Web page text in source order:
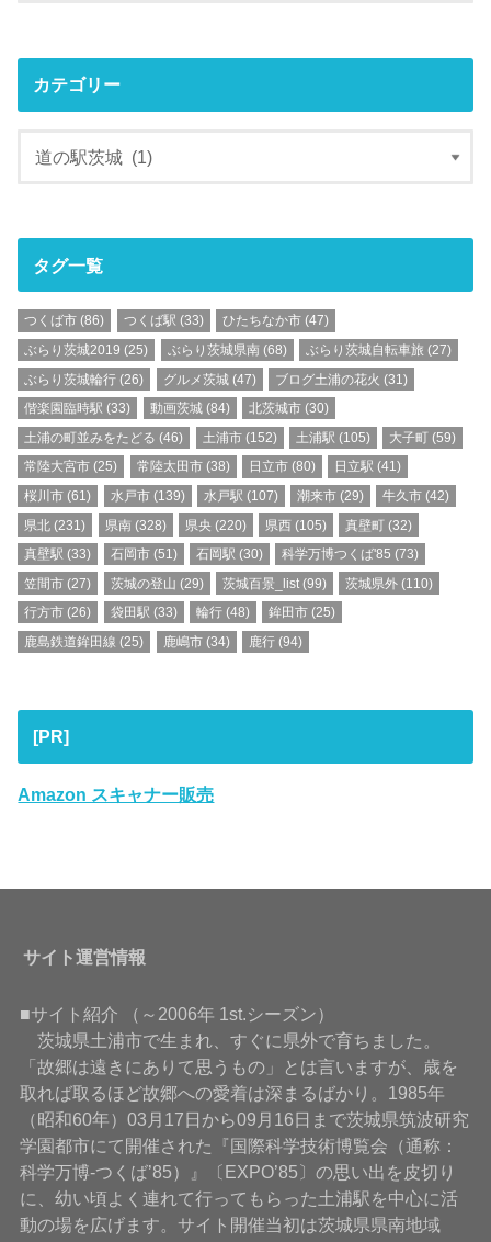
カテゴリー
タグ一覧
つくば市 (86) つくば駅 (33) ひたちなか市(47)
ぶらり茨城2019 (25) ぶらり茨城県南 (68) ぶらり茨城自転車旅 (27)
ぶらり茨城輪行 (26) グルメ茨城 (47) ブログ土浦の花火 (31)
偕楽園臨時駅 (33) 動画茨城(84) 北茨城市(30)
土浦の町並みをたどる (46) 土浦市(152) 土浦駅 (105) 大子町 (59)
常陸大宮市 (25) 常陸太田市(38) 日立市(80) 日立駅 (41)
桜川市 (61) 水戸市(139) 水戸駅 (107) 潮来市 (29) 牛久市 (42)
県北 (231) 県南 (328) 県央(220) 県西 (105) 真壁町 (32)
真壁駅 (33) 石岡市(51) 石岡駅 (30) 科学万博つくば'85 (73)
笠間市 (27) 茨城の登山 (29) 茨城百景_list(99) 茨城県外 (110)
行方市 (26) 袋田駅 (33) 輪行(48) 鉾田市 (25)
鹿島鉄道鉾田線 (25) 鹿嶋市(34) 鹿行(94)
[PR]
Amazon スキャナー販売
サイト運営情報
■サイト紹介 （～2006年 1st.シーズン）
茨城県土浦市で生まれ、すぐに県外で育ちました。
「故郷は遠きにありて思うもの」とは言いますが、歳を
取れば取るほど故郷への愛着は深まるばかり。1985年
（昭和60年）03月17日から09月16日まで茨城県筑波研究
学園都市にて開催された『国際科学技術博覧会（通称：
科学万博-つくば’85）』〔EXPO’85〕の思い出を皮切り
に、幼い頃よく連れて行ってもらった土浦駅を中心に活
動の場を広げます。サイト開催当初は茨城県県南地域